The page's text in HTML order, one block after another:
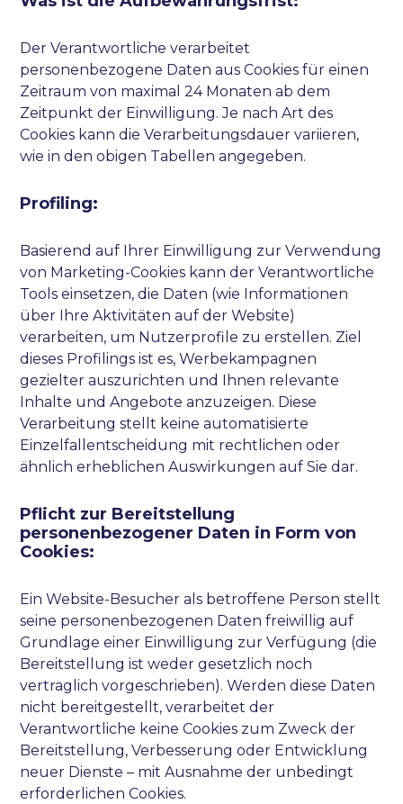
Der Verantwortliche verarbeitet
personenbezogene Daten aus Cookies für einen
Zeitraum von maximal 24 Monaten ab dem
Zeitpunkt der Einwilligung. Je nach Art des
Cookies kann die Verarbeitungsdauer variieren,
wie in den obigen Tabellen angegeben.
Profiling:
Basierend auf Ihrer Einwilligung zur Verwendung
von Marketing-Cookies kann der Verantwortliche
Tools einsetzen, die Daten (wie Informationen
über Ihre Aktivitäten auf der Website)
verarbeiten, um Nutzerprofile zu erstellen. Ziel
dieses Profilings ist es, Werbekampagnen
gezielter auszurichten und Ihnen relevante
Inhalte und Angebote anzuzeigen. Diese
Verarbeitung stellt keine automatisierte
Einzelfallentscheidung mit rechtlichen oder
ähnlich erheblichen Auswirkungen auf Sie dar.
Pflicht zur Bereitstellung
personenbezogener Daten in Form von
Cookies:
Ein Website-Besucher als betroffene Person stellt
seine personenbezogenen Daten freiwillig auf
Grundlage einer Einwilligung zur Verfügung (die
Bereitstellung ist weder gesetzlich noch
vertraglich vorgeschrieben). Werden diese Daten
nicht bereitgestellt, verarbeitet der
Verantwortliche keine Cookies zum Zweck der
Bereitstellung, Verbesserung oder Entwicklung
neuer Dienste – mit Ausnahme der unbedingt
erforderlichen Cookies.